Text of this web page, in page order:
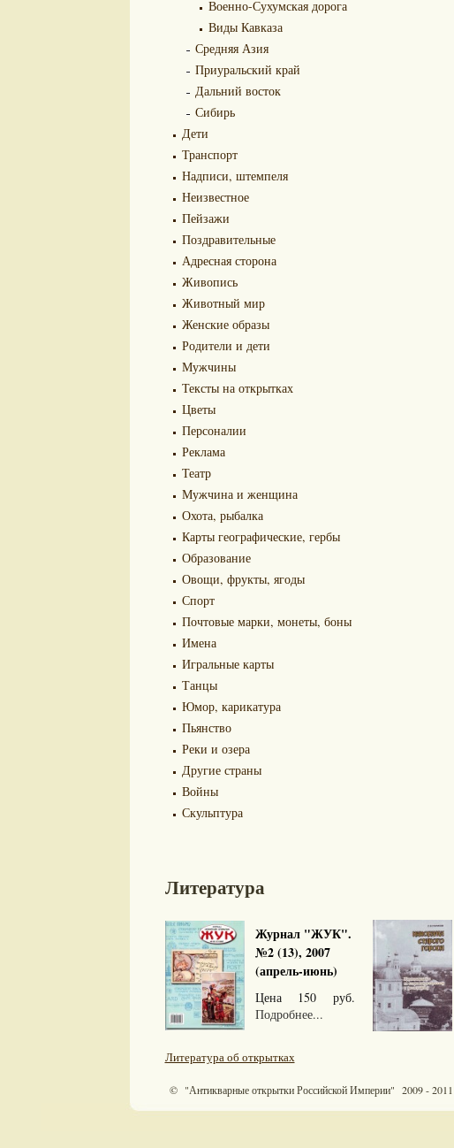
Военно-Сухумская дорога
Виды Кавказа
Средняя Азия
Приуральский край
Дальний восток
Сибирь
Дети
Транспорт
Надписи, штемпеля
Неизвестное
Пейзажи
Поздравительные
Адресная сторона
Живопись
Животный мир
Женские образы
Родители и дети
Мужчины
Тексты на открытках
Цветы
Персоналии
Реклама
Театр
Мужчина и женщина
Охота, рыбалка
Карты географические, гербы
Образование
Овощи, фрукты, ягоды
Спорт
Почтовые марки, монеты, боны
Имена
Игральные карты
Танцы
Юмор, карикатура
Пьянство
Реки и озера
Другие страны
Войны
Скульптура
Литература
Журнал "ЖУК".
№2 (13), 2007
(апрель-июнь)
Цена 150 руб.
Подробнее...
Литература об открытках
© "Антикварные открытки Российской Империи" 2009 - 2011